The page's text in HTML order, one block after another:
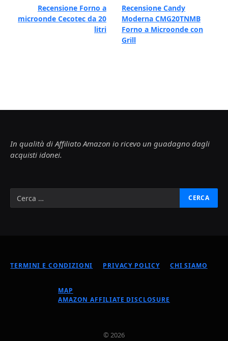
Recensione Forno a
microonde Cecotec da 20
litri
Recensione Candy
Moderna CMG20TNMB
Forno a Microonde con
Grill
In qualità di Affiliato Amazon io ricevo un guadagno dagli
acquisti idonei.
TERMINI E CONDIZIONI PRIVACY POLICY CHI SIAMO
MAP
AMAZON AFFILIATE DISCLOSURE
© 2026